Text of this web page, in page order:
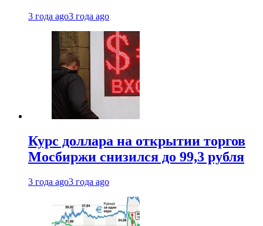
3 года ago3 года ago
Курс доллара на открытии торгов
Мосбиржи снизился до 99,3 рубля
3 года ago3 года ago